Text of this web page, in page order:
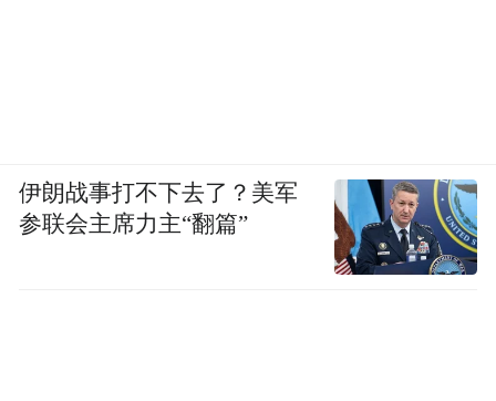
伊朗战事打不下去了？美军
参联会主席力主“翻篇”